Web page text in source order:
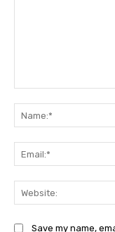
Save my name,